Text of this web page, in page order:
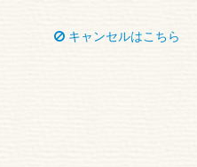
キャンセルはこちら